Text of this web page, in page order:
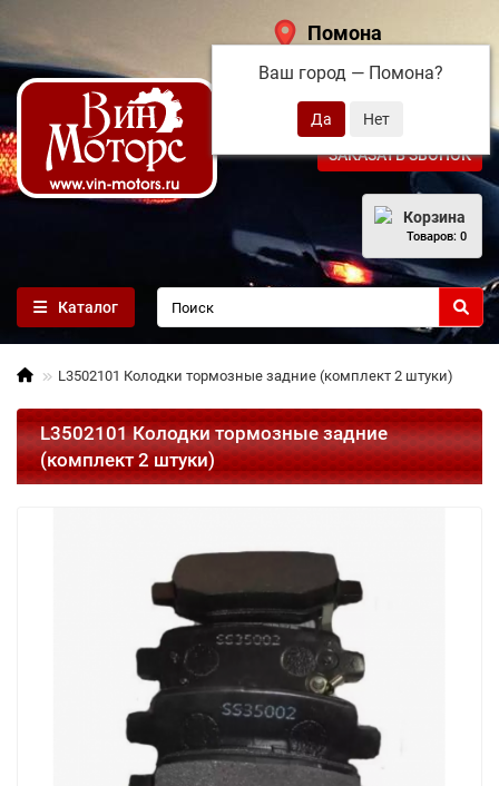
Помона
Ваш город — Помона?
+7 (495) 108-68-71
ЗАКАЗАТЬ ЗВОНОК
Корзина
Товаров: 0
Каталог
L3502101 Колодки тормозные задние (комплект 2 штуки)
L3502101 Колодки тормозные задние
(комплект 2 штуки)